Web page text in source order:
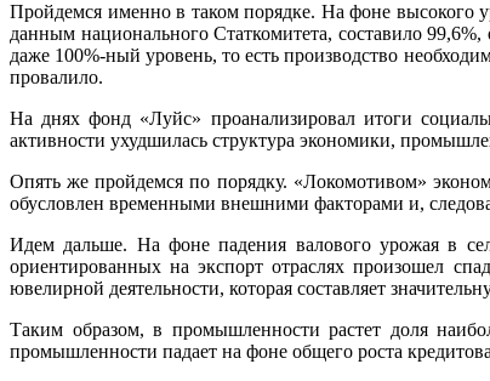
Пройдемся именно в таком порядке. На фоне высокого
данным национального Статкомитета, составило
даже 100%-ный уровень, то есть производство
провалило.
На днях фонд «Луйс» проанализировал итоги
активности ухудшилась структура экономики,
Опять же пройдемся по порядку. «Локомотивом»
обусловлен временными внешними факторами и,
Идем дальше. На фоне падения валового урожая в
ориентированных на экспорт отраслях произошел
ювелирной деятельности, которая составляет
Таким образом, в промышленности растет доля
промышленности падает на фоне общего роста